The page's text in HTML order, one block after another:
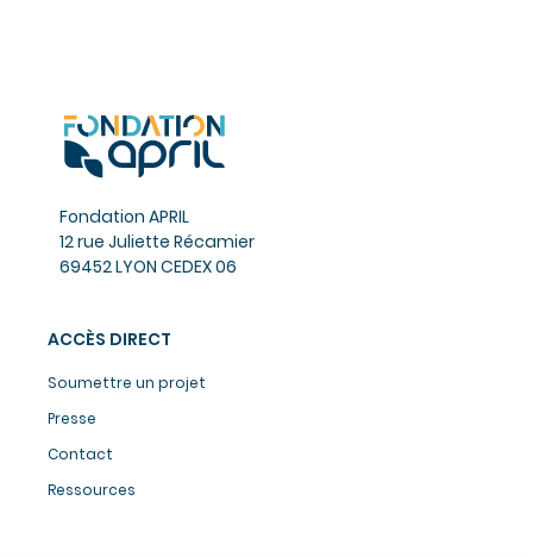
Fondation APRIL
12 rue Juliette Récamier
69452 LYON CEDEX 06
ACCÈS DIRECT
Soumettre un projet
Presse
Contact
Ressources